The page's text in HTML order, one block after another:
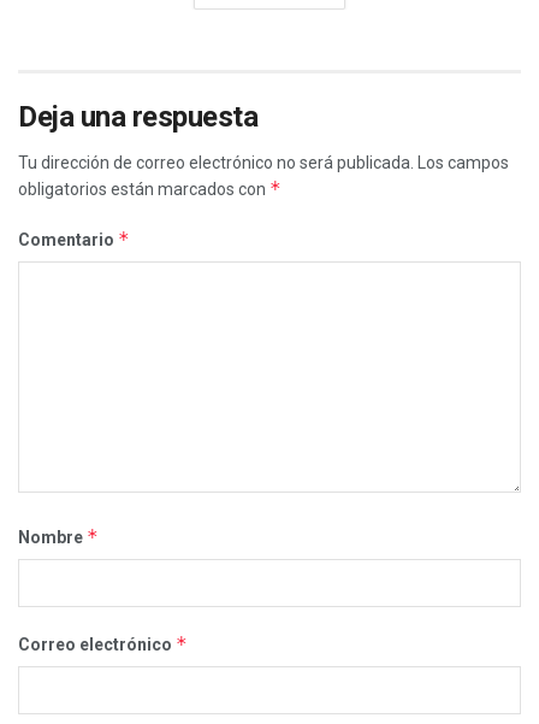
Deja una respuesta
Tu dirección de correo electrónico no será publicada.
Los campos
obligatorios están marcados con *
Comentario *
Nombre *
Correo electrónico *